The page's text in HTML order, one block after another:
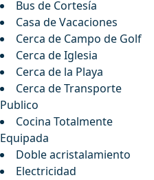
Bus de Cortesía
Casa de Vacaciones
Cerca de Campo de Golf
Cerca de Iglesia
Cerca de la Playa
Cerca de Transporte
Publico
Cocina Totalmente
Equipada
Doble acristalamiento
Electricidad